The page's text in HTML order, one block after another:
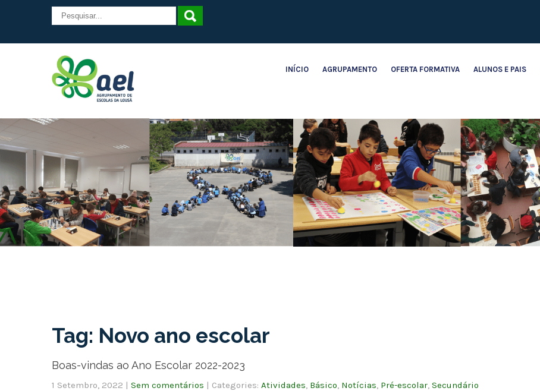
INÍCIO AGRUPAMENTO OFERTA FORMATIVA ALUNOS E PAIS
Tag: Novo ano escolar
Boas-vindas ao Ano Escolar 2022-2023
1 Setembro, 2022 | Sem comentários | Categories: Atividades, Básico, Notícias, Pré-escolar, Secundário